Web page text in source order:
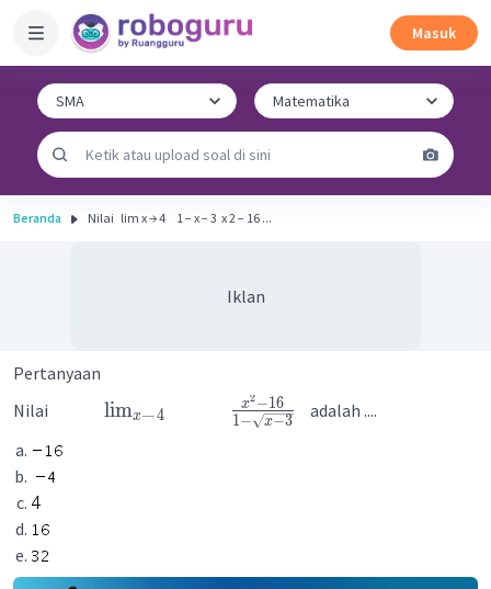
Masuk
Beranda Nilai ​ ​ lim x → 4 ​ ​ ​ ​ 1 − x − 3 ​ x 2 − 16 ​...
Iklan
Pertanyaan
Nilai
limx→4 1− x−3
x2−16 adalah ....